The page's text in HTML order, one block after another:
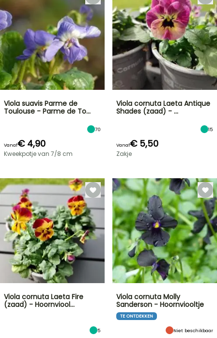
Viola suavis Parme de
Toulouse - Parme de To…
70
Vanaf€ 4,90
Kweekpotje van 7/8 cm
Viola cornuta Laeta Antique
Shades (zaad) - …
15
Vanaf€ 5,50
Zakje
Viola cornuta Laeta Fire
(zaad) - Hoornviool…
5
Viola cornuta Molly
Sanderson - Hoornviooltje
TE ONTDEKKEN
Niet beschikbaar